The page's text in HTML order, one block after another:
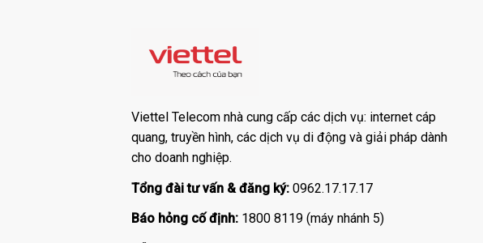
Viettel Telecom nhà cung cấp các dịch vụ: internet cáp
quang, truyền hình, các dịch vụ di động và giải pháp dành
cho doanh nghiệp.
Tổng đài tư vấn & đăng ký: 0962.17.17.17
Báo hỏng cố định: 1800 8119 (máy nhánh 5)